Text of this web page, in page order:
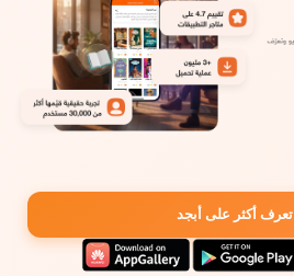
تعرف أكثر على أبجد